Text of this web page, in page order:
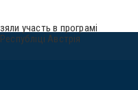
участь в програмі
Австрія